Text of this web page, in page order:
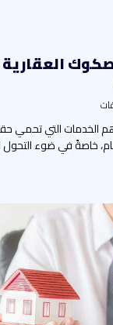
العقارية
التي تحمي
خاصةً في ضوء التحول